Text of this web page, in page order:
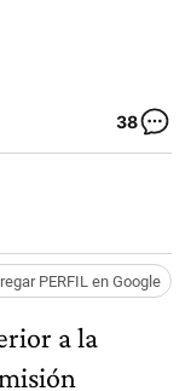
38
PERFIL en Google
a la